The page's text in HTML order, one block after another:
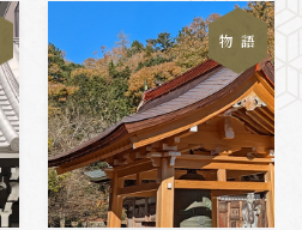
物 語